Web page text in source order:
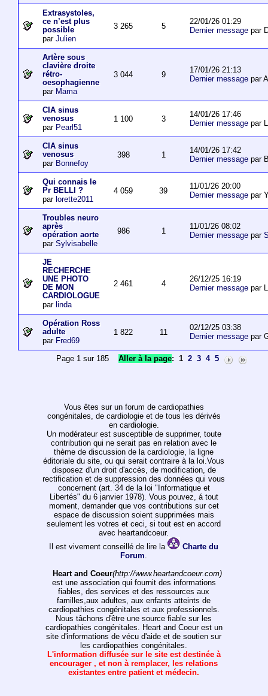
Extrasystoles,
ce n’est plus
possible
par Julien
3 265 5
22/01/26 01:29
Dernier messagepar
Artère sous
clavière droite
rétro-
oesophagienne
par Mama
3 044 9
17/01/26 21:13
Dernier messagepar
CIA sinus
venosus
par Pearl51
1 100 3
14/01/26 17:46
Dernier messagepar
CIA sinus
venosus
par Bonnefoy
398 1
14/01/26 17:42
Dernier messagepar
Qui connais le
Pr BELLI ?
par lorette2011
4 059 39
11/01/26 20:00
Dernier messagepar
Troubles neuro
après
opération aorte
par Sylvisabelle
986 1
11/01/26 08:02
Dernier messagepar
JE
RECHERCHE
UNE PHOTO
DE MON
CARDIOLOGUE
par linda
2 461 4
26/12/25 16:19
Dernier messagepar
Opération Ross
adulte
par Fred69
1 822 11
02/12/25 03:38
Dernier messagepar
Page 1 sur 185Aller à la page: 1 2 3 4 5
Vous êtes sur un forum de cardiopathies
congénitales, de cardiologie et de tous les dérivés
en cardiologie.
Un modérateur est susceptible de supprimer, toute
contribution qui ne serait pas en relation avec le
thème de discussion de la cardiologie, la ligne
éditoriale du site, ou qui serait contraire à la loi.Vous
disposez d'un droit d'accès, de modification, de
rectification et de suppression des données qui vous
concernent (art. 34 de la loi "Informatique et
Libertés" du 6 janvier 1978). Vous pouvez, á tout
moment, demander que vos contributions sur cet
espace de discussion soient supprimées mais
seulement les votres et ceci, si tout est en accord
avec heartandcoeur.
Il est vivement conseillé de lire la
Charte du
Forum.
Heart and Coeur(http://www.heartandcoeur.com)
est une association qui fournit des informations
fiables, des services et des ressources aux
familles,aux adultes, aux enfants atteints de
cardiopathies congénitales et aux professionnels.
Nous tâchons d'être une source fiable sur les
cardiopathies congénitales. Heart and Coeur est un
site d'informations de vécu d'aide et de soutien sur
les cardiopathies congénitales.
L'information diffusée sur le site est destinée à
encourager , et non à remplacer, les relations
existantes entre patient et médecin.